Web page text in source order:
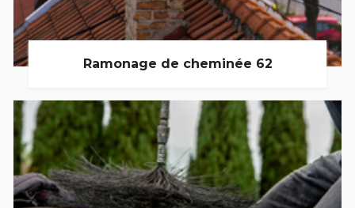
Ramonage de cheminée 62